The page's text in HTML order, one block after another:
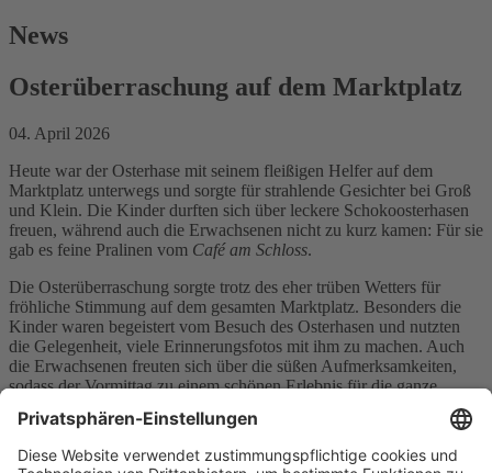
News
Osterüberraschung auf dem Marktplatz
04. April 2026
Heute war der Osterhase mit seinem fleißigen Helfer auf dem
Marktplatz unterwegs und sorgte für strahlende Gesichter bei Groß
und Klein. Die Kinder durften sich über leckere Schokoosterhasen
freuen, während auch die Erwachsenen nicht zu kurz kamen: Für sie
gab es feine Pralinen vom Café am Schloss.
Die Osterüberraschung sorgte trotz des eher trüben Wetters für
fröhliche Stimmung auf dem gesamten Marktplatz. Besonders die
Kinder waren begeistert vom Besuch des Osterhasen und nutzten
die Gelegenheit, viele Erinnerungsfotos mit ihm zu machen. Auch
die Erwachsenen freuten sich über die süßen Aufmerksamkeiten,
sodass der Vormittag zu einem schönen Erlebnis für die ganze